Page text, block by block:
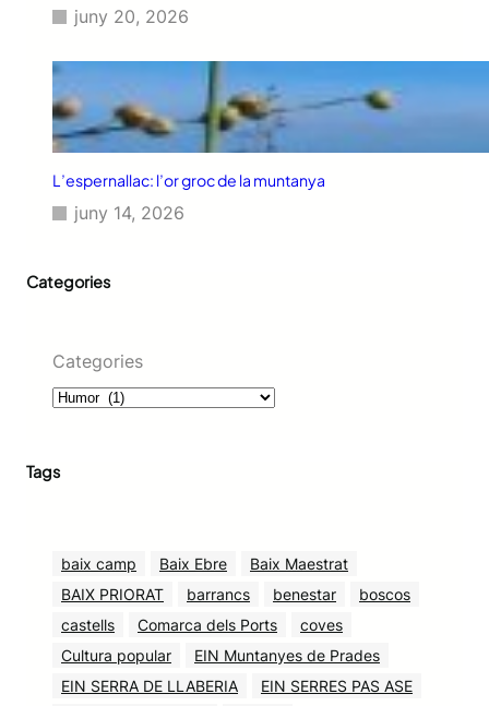
juny 20, 2026
L’espernallac: l’or groc de la muntanya
juny 14, 2026
Categories
Categories
Tags
baix camp Baix Ebre
Baix Maestrat
BAIX PRIORAT
barrancs benestar
boscos
castells
Comarca dels Ports
coves
Cultura popular
EIN Muntanyes de Prades
EIN SERRA DE LLABERIA
EIN SERRES PAS ASE